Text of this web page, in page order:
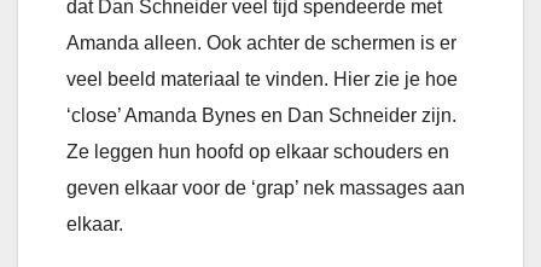
dat Dan Schneider veel tijd spendeerde met
Amanda alleen. Ook achter de schermen is er
veel beeld materiaal te vinden. Hier zie je hoe
‘close’ Amanda Bynes en Dan Schneider zijn.
Ze leggen hun hoofd op elkaar schouders en
geven elkaar voor de ‘grap’ nek massages aan
elkaar.